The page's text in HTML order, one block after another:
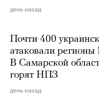
день назад
Почти 400
атаковали
В Самарской
горят НПЗ
день назад